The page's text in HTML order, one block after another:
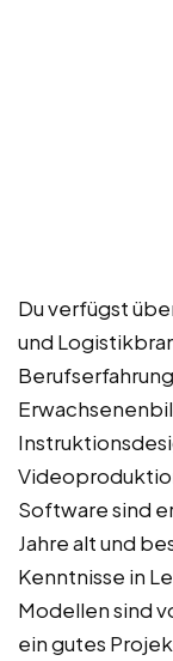
Du verfügst
und
Software sind
Jahre alt und
Kenntnisse in
Modellen sind
ein gutes